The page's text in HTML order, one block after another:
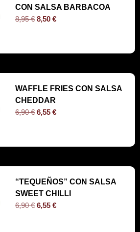
CON SALSA BARBACOA
8,95€ 8,50€
WAFFLE FRIES CON SALSA
CHEDDAR
6,90€ 6,55€
“TEQUEÑOS” CON SALSA
SWEET CHILLI
6,90€ 6,55€